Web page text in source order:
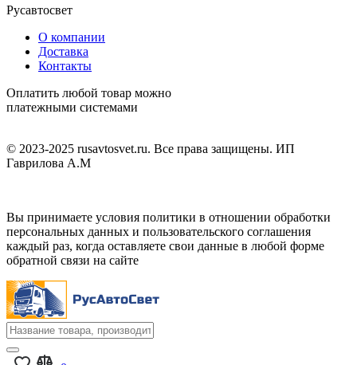
Русавтосвет
О компании
Доставка
Контакты
Оплатить любой товар можно
платежными системами
© 2023-2025 rusavtosvet.ru. Все права защищены. ИП
Гаврилова А.М
Вы принимаете условия политики в отношении обработки
персональных данных и пользовательского соглашения
каждый раз, когда оставляете свои данные в любой форме
обратной связи на сайте